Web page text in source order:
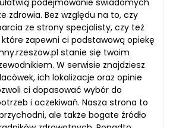
podejmowanie świadomych
zdrowia. Bez względu na to, czy
ze strony specjalisty, czy też
zapewni ci podstawową opiekę
stanie się twoim
W serwisie znajdziesz
ich lokalizacje oraz opinie
ci dopasować wybór do
i oczekiwań. Nasza strona to
ale także bogate źródło